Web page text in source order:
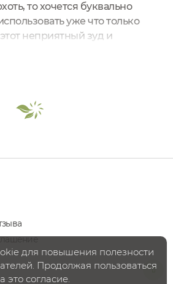
то хочется буквально
уже что только
неприятный зуд и
от стыда, когда на
перхоти у меня возникает
для повышения полезности
Продолжая пользоваться
это согласие.